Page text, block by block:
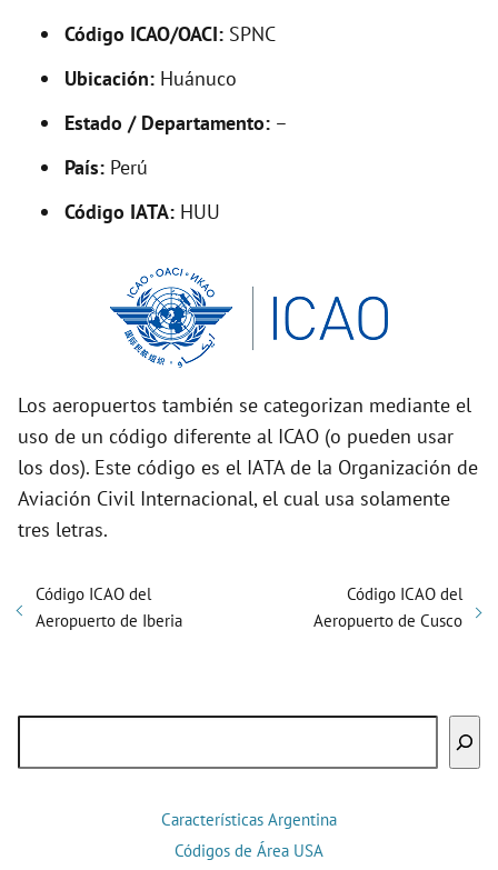
V
o
Código ICAO/OACI: SPNC
Ubicación: Huánuco
Estado / Departamento: –
País: Perú
Código IATA: HUU
Los aeropuertos también se categorizan mediante el
uso de un código diferente al ICAO (o pueden usar
los dos). Este código es el IATA de la Organización de
Aviación Civil Internacional, el cual usa solamente
tres letras.
Código ICAO del
Aeropuerto de Iberia
Código ICAO del
Aeropuerto de Cusco
Características Argentina
Códigos de Área USA